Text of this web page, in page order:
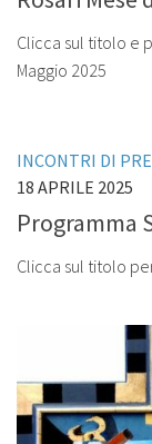
Clicca sul titolo e
Maggio 2025
INCONTRI DI
18 APRILE 2025
Programma
Clicca sul titolo